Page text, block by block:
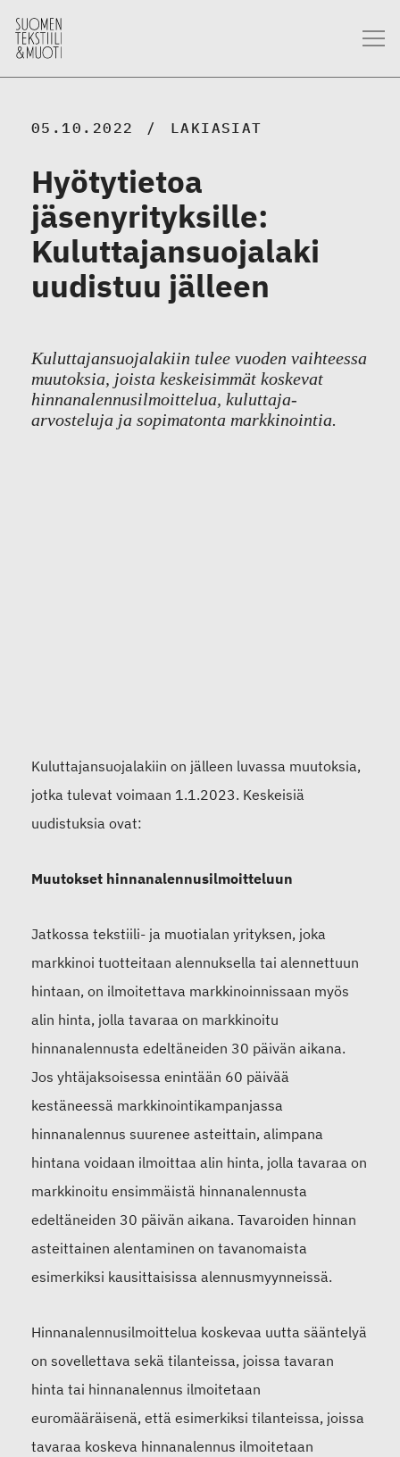
05.10.2022 LAKIASIAT
Hyötytietoa
jäsenyrityksille:
Kuluttajansuojalaki
uudistuu jälleen
Kuluttajansuojalakiin tulee vuoden vaihteessa
muutoksia, joista keskeisimmät koskevat
hinnanalennusilmoittelua, kuluttaja-
arvosteluja ja sopimatonta markkinointia.
Kuluttajansuojalakiin on jälleen luvassa muutoksia,
jotka tulevat voimaan 1.1.2023. Keskeisiä
uudistuksia ovat:
Muutokset hinnanalennusilmoitteluun
Jatkossa tekstiili- ja muotialan yrityksen, joka
markkinoi tuotteitaan alennuksella tai alennettuun
hintaan, on ilmoitettava markkinoinnissaan myös
alin hinta, jolla tavaraa on markkinoitu
hinnanalennusta edeltäneiden 30 päivän aikana.
Jos yhtäjaksoisessa enintään 60 päivää
kestäneessä markkinointikampanjassa
hinnanalennus suurenee asteittain, alimpana
hintana voidaan ilmoittaa alin hinta, jolla tavaraa on
markkinoitu ensimmäistä hinnanalennusta
edeltäneiden 30 päivän aikana. Tavaroiden hinnan
asteittainen alentaminen on tavanomaista
esimerkiksi kausittaisissa alennusmyynneissä.
Hinnanalennusilmoittelua koskevaa uutta sääntelyä
on sovellettava sekä tilanteissa, joissa tavaran
hinta tai hinnanalennus ilmoitetaan
euromääräisenä, että esimerkiksi tilanteissa, joissa
tavaraa koskeva hinnanalennus ilmoitetaan